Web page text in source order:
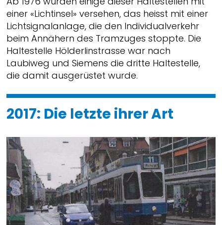
einer «Lichtinsel» versehen, das heisst mit einer
Lichtsignalanlage, die den Individualverkehr
beim Annähern des Tramzuges stoppte. Die
Haltestelle Hölderlinstrasse war nach
Laubiweg und Siemens die dritte Haltestelle,
die damit ausgerüstet wurde.
2017: Die letzte ihrer Art